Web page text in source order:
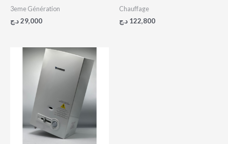
3eme Génération
29,000د.ج
Chauffage
122,800 د.ج